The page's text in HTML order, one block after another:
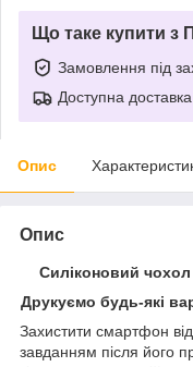
Що таке купити з
Замовлення під
Доступна доставка
Опис
Опис
Силіконовий
Друкуємо будь-які
Захистити смартфон
завданням після його